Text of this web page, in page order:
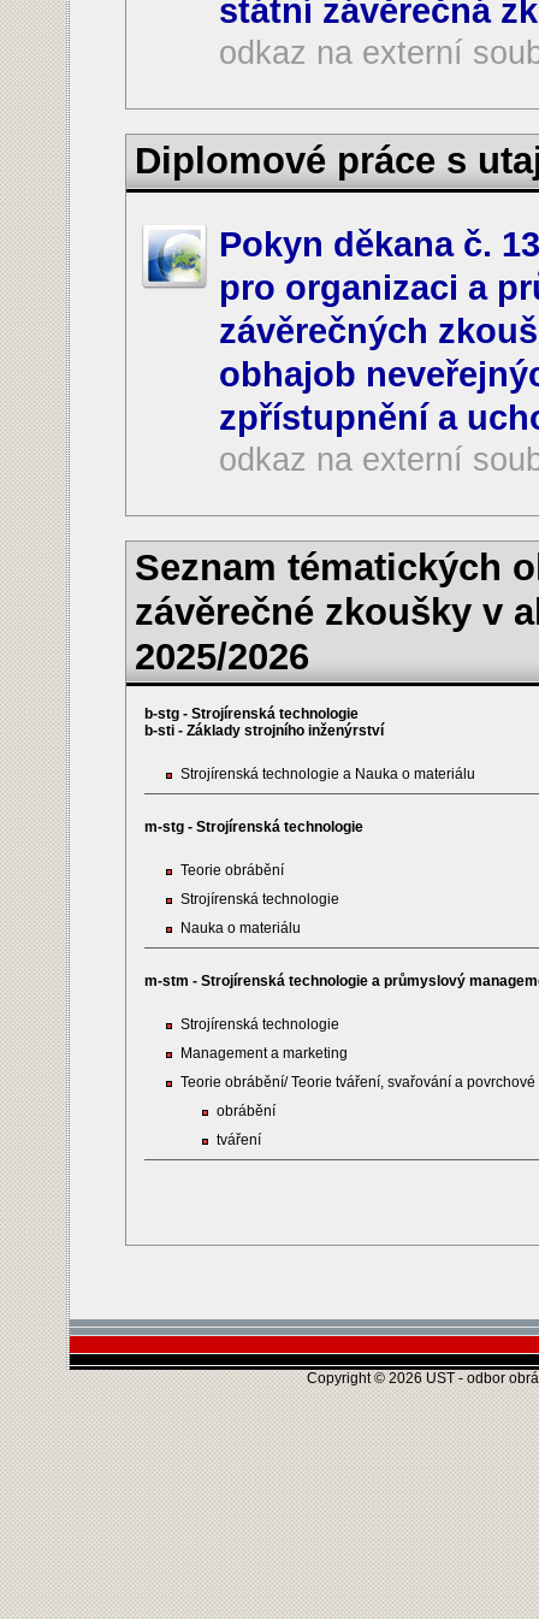
státní závěrečná
odkaz na externí
Diplomové práce s
Pokyn děkana č.
pro organizaci a
závěrečných
obhajob
zpřístupnění a
odkaz na externí
Seznam tématických
závěrečné zkoušky v
2025/2026
b-stg - Strojírenská technologie
b-sti - Základy strojního inženýrství
Strojírenská technologie a Nauka o materiálu
m-stg - Strojírenská technologie
Teorie obrábění
Strojírenská technologie
Nauka o materiálu
m-stm - Strojírenská technologie a průmyslový
Strojírenská technologie
Management a marketing
Teorie obrábění/ Teorie tváření, svařování a povrchové
obrábění
tváření
Copyright © 2026 UST - odbor